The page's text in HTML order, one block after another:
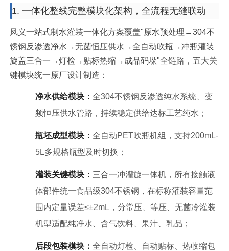
1. 一体化整线完整模块化架构，全流程无缝联动
凤义一站式制水灌装一体化方案覆盖"原水预处理→304不
锈钢反渗透净水→无菌恒压供水→全自动吹瓶→冲瓶灌装
旋盖三合一→灯检→贴标热缩→成品码垛"全链路，五大关
键模块统一原厂设计制造：
净水供给模块：全304不锈钢反渗透纯水系统、变
频恒压供水管路，持续稳定供给达标工艺纯水；
瓶坯成型模块：全自动PET吹瓶机组，支持200mL-
5L多规格瓶型及时切换；
灌装关键模块： 三合一冲灌旋一体机，所有接触液
体部件统一食品级304不锈钢，在标称灌装容量范
围内定量误差≤±2mL，分常压、等压、无菌冷灌装
机型适配纯净水、含气饮料、果汁、乳品；
后段包装模块：全自动灯检、自动贴标、热收缩包